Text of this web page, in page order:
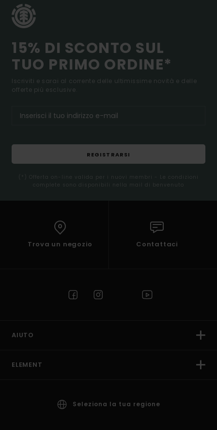
15% DI SCONTO SUL
TUO PRIMO ORDINE*
Iscriviti e sarai al corrente delle ultimissime novità e delle
offerte più esclusive.
REGISTRARSI
(*) Offerta on-line valida per i nuovi membri - Le condizioni
complete sono disponibili nella mail di benvenuto
Trova un negozio Contattaci
AIUTO
ELEMENT
Seleziona la tua regione